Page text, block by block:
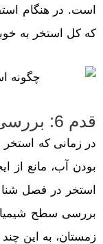
است. در هنگام
که کل استخر به
قدم 6: بررسی سطح شیمیایی آب
در زمانی که
بودن آب، مانع از
استخر در فصل
بررسی سطح
زمستان، به این چند